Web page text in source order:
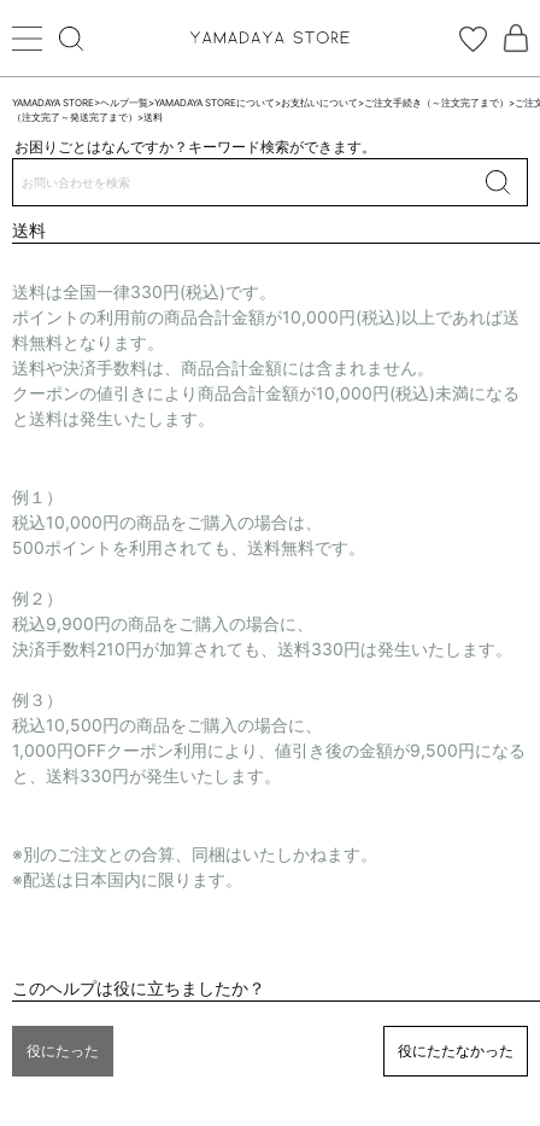
ログイン 新規会員登録
お気に入り
CATEGORYから探す
STORE BRAND・LABELから探す
すべての商品
予約商品
セール商品
スタイリング
特集
NEWS
ブランド一覧
ご利用ガイド/ヘルプ
YAMADAYA STORE>ヘルプ一覧>YAMADAYA STOREについて>お支払いについて>ご注文手続き（～注文完了まで） >ご注
（注文完了～発送完了まで） >送料
お困りごとはなんですか？キーワード検索ができます。
送料
送料は全国一律330円(税込)です。
ポイントの利用前の商品合計金額が10,000円(税込)以上であれば送
料無料となります。
送料や決済手数料は、商品合計金額には含まれません。
クーポンの値引きにより商品合計金額が10,000円(税込)未満になる
と送料は発生いたします。
例１）
税込10,000円の商品をご購入の場合は、
500ポイントを利用されても、送料無料です。
例２）
税込9,900円の商品をご購入の場合に、
決済手数料210円が加算されても、送料330円は発生いたします。
例３）
税込10,500円の商品をご購入の場合に、
1,000円OFFクーポン利用により、値引き後の金額が9,500円になる
と、送料330円が発生いたします。
※別のご注文との合算、同梱はいたしかねます。
※配送は日本国内に限ります。
このヘルプは役に立ちましたか？
役にたった 役にたたなかった
送信完了しました
閉じる